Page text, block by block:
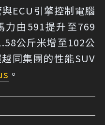
ECU引擎控制電腦
力由591提升至769
公斤米增至102公
同集團的性能SUV
。